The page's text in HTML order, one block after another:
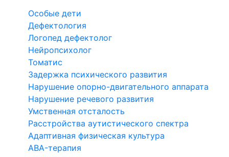
Особые дети
Дефектология
Логопед дефектолог
Нейропсихолог
Томатис
Задержка психического развития
Нарушение опорно-двигательного аппарата
Нарушение речевого развития
Умственная отсталость
Расстройства аутистического спектра
Адаптивная физическая культура
ABA-терапия